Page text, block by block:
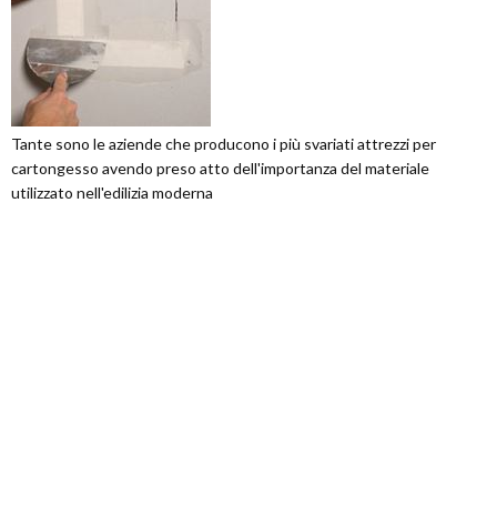
Tante sono le aziende che producono i più svariati attrezzi per
cartongesso avendo preso atto dell'importanza del materiale
utilizzato nell'edilizia moderna